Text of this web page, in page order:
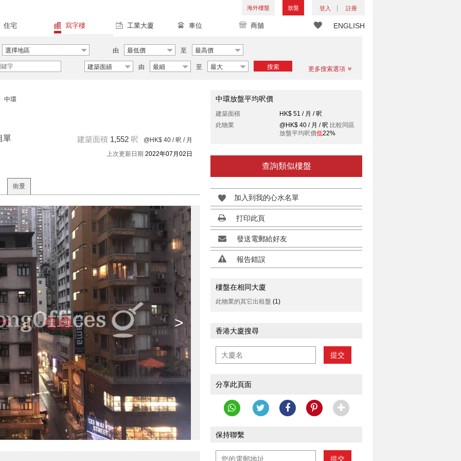
海外樓盤 放盤 登入 註冊
ENGLISH
住宅 寫字樓 工業大廈 車位 商舖
選擇地區 由 最低價 至 最高價
建築面績 由 最細 至 最大 搜索 更多搜索選項
中環
單 建築面積 1,552 呎 @HK$ 40 / 呎 / 月
上次更新日期 2022年07月02日
街景
>
中環放盤平均呎價
建築面積
HK$ 51 / 月 / 呎
此物業
@HK$ 40 / 月 / 呎 比較同區
放盤平均呎價低22%
查詢類似樓盤
加入到我的心水名單
打印此頁
發送電郵給好友
報告錯誤
樓盤在相同大廈
此物業的其它出租盤 (1)
香港大廈搜尋
提交
分享此頁面
保持聯繫
提交